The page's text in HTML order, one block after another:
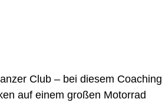
Club – bei diesem Coaching
auf einem großen Motorrad